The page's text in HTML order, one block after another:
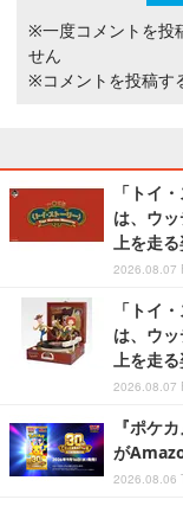
※一度コメントを投
せん
※コメントを投稿す
「トイ
は、ウ
上を走
2026.08.07
「トイ
は、ウ
上を走
2026.08.07
『ポケ
が
2026.08.06